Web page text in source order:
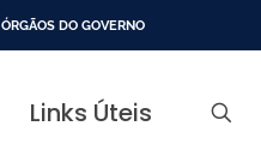
ÓRGÃOS DO GOVERNO
Links Úteis